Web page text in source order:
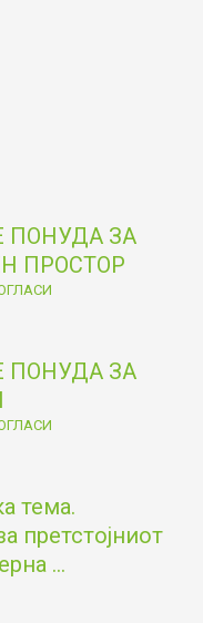
ПОНУДА ЗА
ПРОСТОР
ПОНУДА ЗА
тема.
претстојниот
...